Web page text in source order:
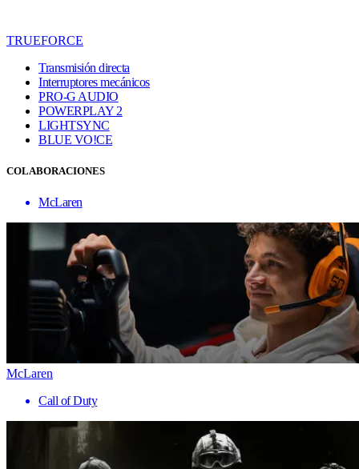
TRUEFORCE
Transmisión directa
Interruptores mecánicos
PRO-G AUDIO
POWERPLAY 2
LIGHTSYNC
BLUE VO!CE
COLABORACIONES
McLaren
McLaren
Call of Duty